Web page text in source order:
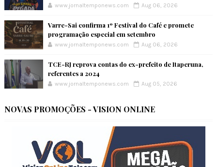
www.jornaltemponews.com Aug 06, 2026
Varre-Sai confirma 1º Festival do Café e promete
programação especial em setembro
www.jornaltemponews.com Aug 06, 2026
TCE-RJ reprova contas do ex-prefeito de Itaperuna,
referentes a 2024
www.jornaltemponews.com Aug 05, 2026
NOVAS PROMOÇÕES - VISION ONLINE